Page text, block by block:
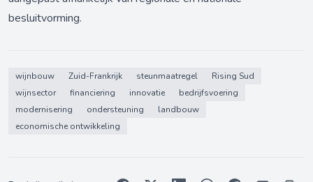
besluitvorming.
wijnbouw Zuid-Frankrijk steunmaatregel
Rising Sud
wijnsector
financiering innovatie
bedrijfsvoering
modernisering
ondersteuning
landbouw
economische ontwikkeling